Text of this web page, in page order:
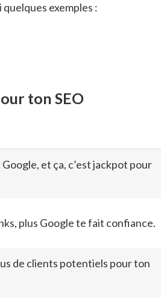
exemples :
ton SEO
et ça, c’est jackpot pour
plus Google te fait confiance.
de clients potentiels pour ton